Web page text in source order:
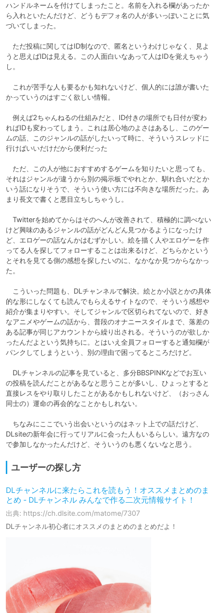
ハンドルネームを付けてしまったこと。名前を入れる欄があったか
ら入れといたんだけど、どうもデフォ名の人が多いっぽいことに気
づいてしまった。
ただ投稿に関してはID制なので、匿名というわけじゃなく、見よ
うと思えばIDは見える。この人面白いなあって人はIDを覚えちゃう
し。
これが苦手な人も要るかも知れないけど、個人的には誰が書いた
かっていうのはすごく欲しい情報。
例えば2ちゃんねるの仕組みだと、ID付きの場所でも日付が変わ
ればIDも変わってしまう。これは居心地のよさはあるし、このゲー
ムの話、このジャンルの話がしたいって時に、そういうスレッドに
行けばいいだけだから便利だった
ただ、この人が他におすすめするゲームを知りたいと思っても、
それはジャンルが違うから別の掲示板でやれとか、馴れ合いだとか
いう話になりそうで、そういう使い方には不向きな場所だった。あ
まり長文で書くと悪目立ちしちゃうし。
Twitterを始めてからはそのへんが改善されて、積極的に調べない
けど興味のあるジャンルの話がどんどん見つかるようになったけ
ど、エロゲーの話なんかはむずかしい。絵を描く人やエロゲーを作
ってる人を探してフォローすることは出来るけど、どちらかという
とそれを見てる側の感想を探したいのに、なかなか見つからなかっ
た。
こういった問題も、DLチャンネルで解決。絵とか小説とかの具体
的な形にしなくても読んでもらえるサイトなので、そういう感想や
紹介が集まりやすい。そしてジャンルで区切られてないので、好き
なアニメやゲームの話から、普段のオナニースタイルまで、落差の
ある記事が同じアカウントから繰り出される。そういうのが欲しか
ったんだよという気持ちに。とはいえ全員フォローすると通知欄が
パンクしてしまうという、別の理由で困ってるところだけど。
DLチャンネルの記事を見ていると、多分BBSPINKなどでお互い
の投稿を読んだことがあるなと思うことが多いし、ひょっとすると
直接レスをやり取りしたことがあるかもしれないけど、（おっさん
同士の）運命の再会的なことかもしれない。
ちなみにここでいう出会いというのはネット上での話だけど、
DLsiteの新年会に行ってリアルに会った人もいるらしい。遠方なの
で参加しなかったんだけど、そういうのも悪くないなと思う。
ユーザーの探し方
DLチャンネルに来たらこれを読もう！オススメまとめのま
とめ - DLチャンネル みんなで作る二次元情報サイト！
出典: https://ch.dlsite.com/matome/7307
DLチャンネル初心者にオススメのまとめのまとめだよ！